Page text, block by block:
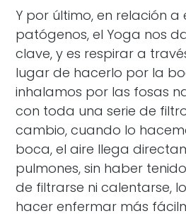
Y por último, en relación
patógenos, el Yoga nos
clave, y es respirar a
lugar de hacerlo por la
inhalamos por las fosas
con toda una serie de
cambio, cuando lo
boca, el aire llega
pulmones, sin haber
de filtrarse ni calentarse,
hacer enfermar más